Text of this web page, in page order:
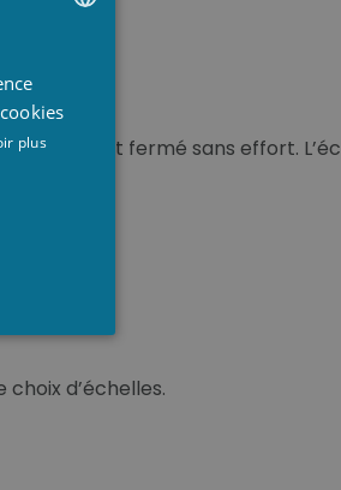
ouvert et fermé sans effort.
choix d’échelles.
ENGLISH
plus